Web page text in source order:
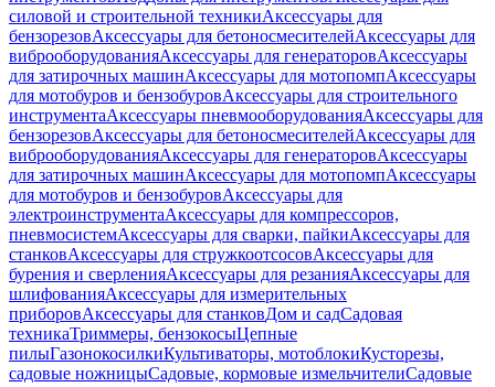
силовой и строительной техникиАксессуары для
бензорезовАксессуары для бетоносмесителейАксессуары для
виброоборудованияАксессуары для генераторовАксессуары
для затирочных машинАксессуары для мотопомпАксессуары
для мотобуров и бензобуровАксессуары для строительного
инструментаАксессуары пневмооборудованияАксессуары для
бензорезовАксессуары для бетоносмесителейАксессуары для
виброоборудованияАксессуары для генераторовАксессуары
для затирочных машинАксессуары для мотопомпАксессуары
для мотобуров и бензобуровАксессуары для
электроинструментаАксессуары для компрессоров,
пневмосистемАксессуары для сварки, пайкиАксессуары для
станковАксессуары для стружкоотсосовАксессуары для
бурения и сверленияАксессуары для резанияАксессуары для
шлифованияАксессуары для измерительных
приборовАксессуары для станковДом и садСадовая
техникаТриммеры, бензокосыЦепные
пилыГазонокосилкиКультиваторы, мотоблокиКусторезы,
садовые ножницыСадовые, кормовые измельчителиСадовые